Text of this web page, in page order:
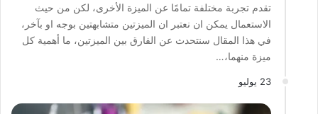
تقدم تجربة مختلفة تمامًا عن الميزة الأخرى، لكن من حيث
الاستعمال يمكن ان نعتبر ان الميزتين متشابهتين بوجه او بآخر،
في هذا المقال سنتحدث عن الفارق بين الميزتين، ما أهمية كل
ميزة منهما،…
23 يوليو